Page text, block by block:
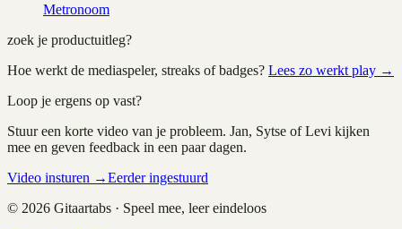
Metronoom
zoek je productuitleg?
Hoe werkt de mediaspeler, streaks of badges? Lees zo werkt play →
Loop je ergens op vast?
Stuur een korte video van je probleem. Jan, Sytse of Levi kijken
mee en geven feedback in een paar dagen.
Video insturen →Eerder ingestuurd
© 2026 Gitaartabs · Speel mee, leer eindeloos